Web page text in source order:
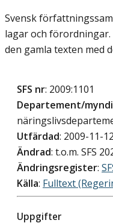
Svensk
lagar och
den gamla texten med
SFS nr: 2009:1101
Departement/
Utfärdad: 2009-11-12
Ändrad: t.o.m. SFS
Ändringsregister:
Källa: Fulltext
Uppgifter